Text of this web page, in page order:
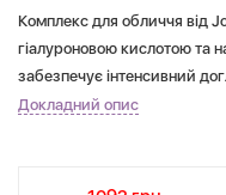
Комплекс для обличчя від
гіалуроновою кислотою та
забезпечує інтенсивний
глибоко зволожує, надає
почервоніння та наповнити
Докладний опис